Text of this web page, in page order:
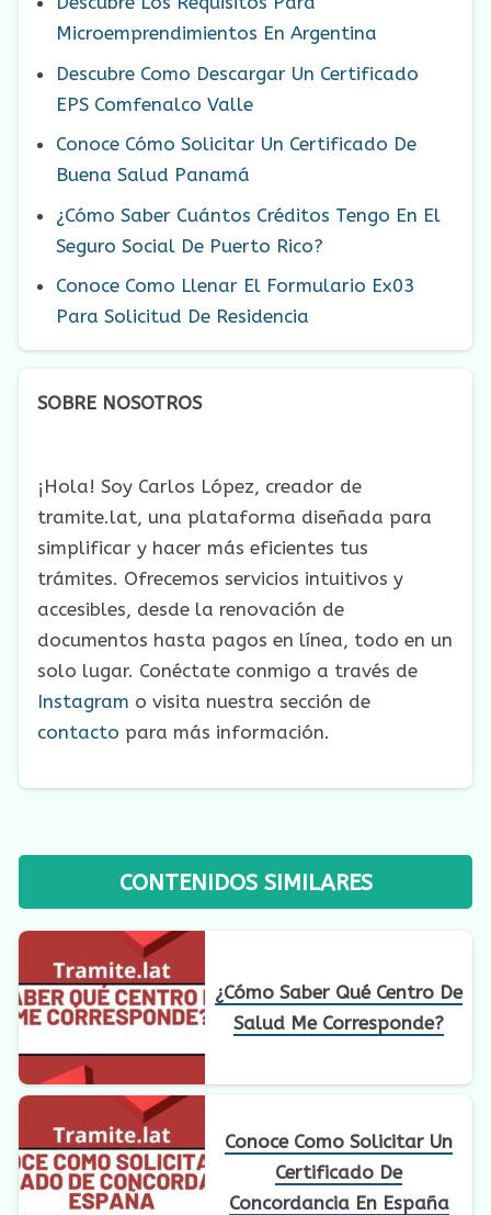
Microemprendimientos En Argentina
Descubre Como Descargar Un Certificado
EPS Comfenalco Valle
Conoce Cómo Solicitar Un Certificado De
Buena Salud Panamá
¿Cómo Saber Cuántos Créditos Tengo En El
Seguro Social De Puerto Rico?
Conoce Como Llenar El Formulario Ex03
Para Solicitud De Residencia
SOBRE NOSOTROS
¡Hola! Soy Carlos López, creador de
tramite.lat, una plataforma diseñada para
simplificar y hacer más eficientes tus
trámites. Ofrecemos servicios intuitivos y
accesibles, desde la renovación de
documentos hasta pagos en línea, todo en un
solo lugar. Conéctate conmigo a través de
Instagram o visita nuestra sección de
contacto para más información.
CONTENIDOS SIMILARES
¿Cómo Saber Qué Centro De
Salud Me Corresponde?
Conoce Como Solicitar Un
Certificado De
Concordancia En España